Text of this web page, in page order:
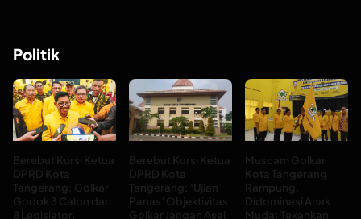
Politik
Berebut Kursi Ketua
DPRD Kota
Tangerang: Golkar
Godok 3 Calon dari
8 Legislator,
Berebut Kursi Ketua
DPRD Kota
Tangerang: ‘Ujian
Panas’ Objektivitas
Golkar Jangan Asal
Muscam Golkar
Kota Tangerang
Rampung,
Didominasi Anak
Muda: Tekankan